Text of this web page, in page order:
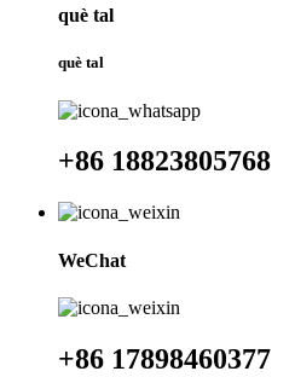
què tal
què tal
+86 18823805768
WeChat
+86 17898460377